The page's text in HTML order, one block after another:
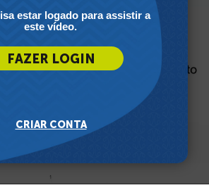
estar logado para assistir a
este vídeo.